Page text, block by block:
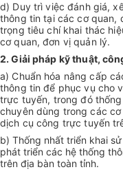
d) Duy trì việc đánh giá,
thông tin tại các cơ quan,
trọng tiêu chí khai thác
cơ quan, đơn vị quản lý.
2. Giải pháp kỹ thuật,
a) Chuẩn hóa nâng cấp
thông tin để phục vụ cho
trực tuyến, trong đó
chuyên dùng trong các
dịch cụ công trực tuyến
b) Thống nhất triển khai
phát triển các hệ thống
trên địa bàn toàn tỉnh.